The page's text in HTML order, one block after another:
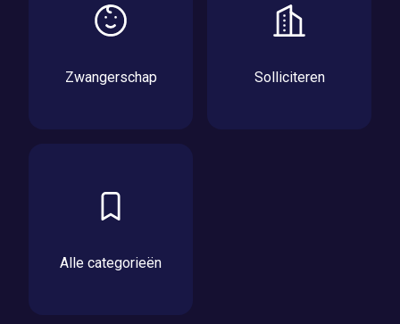
Zwangerschap Solliciteren
Alle categorieën